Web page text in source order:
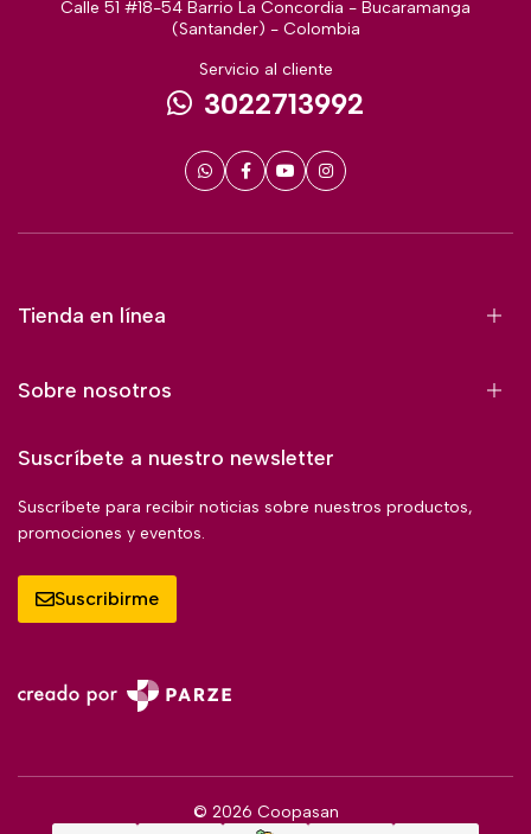
Calle 51 #18-54 Barrio La Concordia - Bucaramanga
(Santander) - Colombia
Servicio al cliente
3022713992
Tienda en línea
Sobre nosotros
Suscríbete a nuestro newsletter
Suscríbete para recibir noticias sobre nuestros productos,
promociones y eventos.
Suscribirme
© 2026 Coopasan